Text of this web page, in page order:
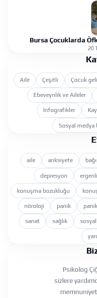
Bursa Çocuklarda
20
Aile Çeşitli Çocuk
Ebeveynlik ve Aileler
İnfografikler
Sosyal medya
aile anksiyete
depresyon
konuşma bozukluğu
nöroloji panik
sanat sağlık
Psikolog
sizlere